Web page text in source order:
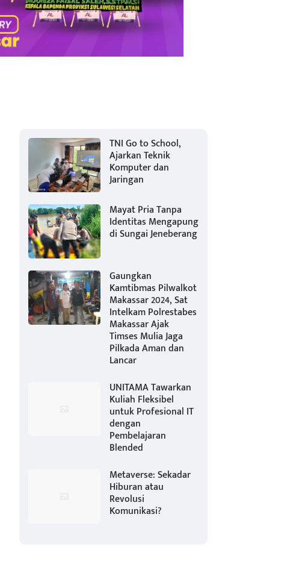
TNI Go to School,
Ajarkan Teknik
Komputer dan
Jaringan
Mayat Pria Tanpa
Identitas Mengapung
di Sungai Jeneberang
Gaungkan
Kamtibmas Pilwalkot
Makassar 2024, Sat
Intelkam Polrestabes
Makassar Ajak
Timses Mulia Jaga
Pilkada Aman dan
Lancar
UNITAMA Tawarkan
Kuliah Fleksibel
untuk Profesional IT
dengan
Pembelajaran
Blended
Metaverse: Sekadar
Hiburan atau
Revolusi
Komunikasi?